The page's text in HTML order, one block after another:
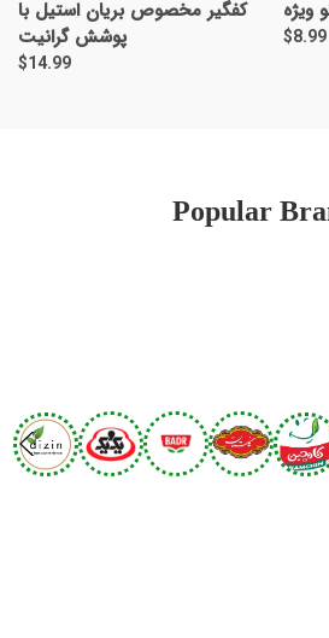
کفگیر مخصوص بریان استیل با
پوشش گرانیت
$14.99
ویژه
$8.99
Popular